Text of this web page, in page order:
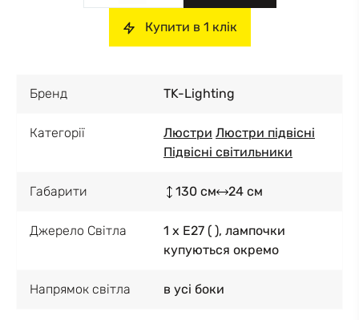
Купити в 1 клік
Бренд TK-Lighting
Категорії Люстри Люстри підвісні
Підвісні світильники
Габарити 130 см 24 см
Джерело Світла
1 x E27 ( ), лампочки
купуються окремо
Напрямок світла в усі боки